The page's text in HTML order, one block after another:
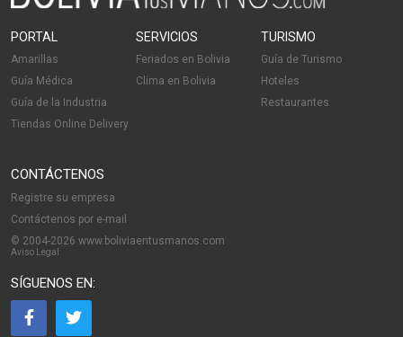
PORTAL
Amarillas
Guía Médica
Guía de la Industria
Tiendas Online Delivery
SERVICIOS
Feriados en Bolivia
Clima en Bolivia
TURISMO
Guía de Turismo
Hoteles
Restaurantes
CONTÁCTENOS
Registre su empresa
Contáctenos por e-mail
© 2004-2026 www.boliviaentusmanos.com
Aviso Legal
SÍGUENOS EN: